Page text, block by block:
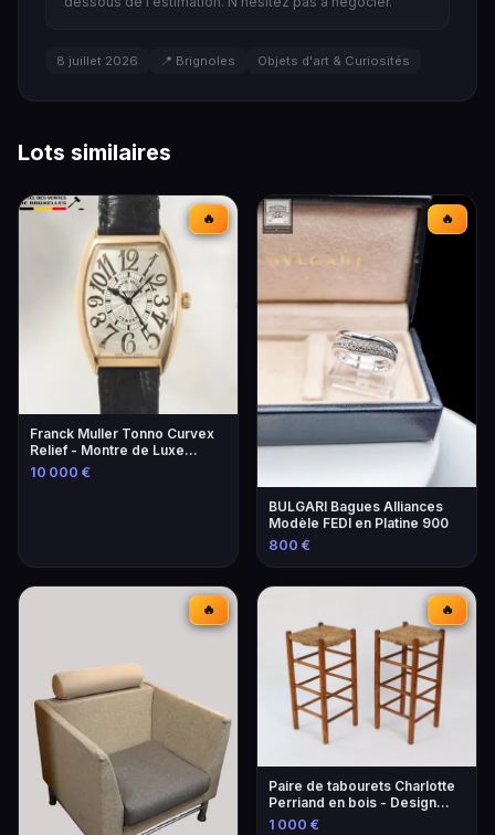
8 juillet 2026 📍 Brignoles Objets d'art & Curiosités
Lots similaires
🔥
Franck Muller Tonno Curvex
Relief - Montre de Luxe
Unique
10 000 €
🔥
BULGARI Bagues Alliances
Modèle FEDI en Platine 900
800 €
🔥 🔥
Paire de tabourets Charlotte
Perriand en bois - Design
iconique
1 000 €